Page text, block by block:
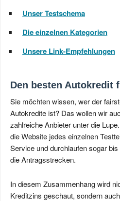
Unser Testschema
Die einzelnen Kategorien
Unsere Link-Empfehlungen
Den besten Autokredit
Sie möchten wissen, wer der
Autokredite ist? Das wollen wir
zahlreiche Anbieter unter die
die Website jedes einzelnen
Service und durchlaufen sogar
die Antragsstrecken.
In diesem Zusammenhang wird
Kreditzins geschaut, sondern